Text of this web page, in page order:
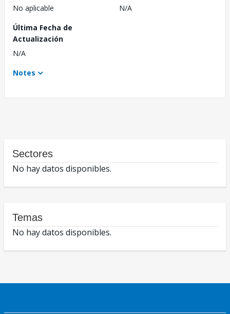
No aplicable
N/A
Última Fecha de
Actualización
N/A
Notes
Sectores
No hay datos disponibles.
Temas
No hay datos disponibles.